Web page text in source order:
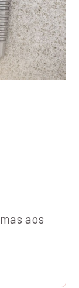
aos